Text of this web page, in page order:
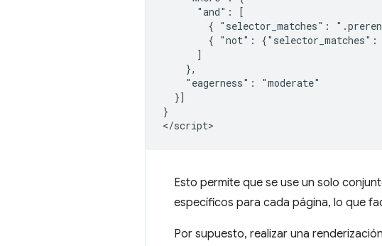
      "and": [
{ "selector_matches":
{ "not": {"selector_matches":
      ]
    },
    "eagerness": "moderate"
  }]
}
Esto permite que se use un solo
específicos para cada página, lo que
Por supuesto, realizar una